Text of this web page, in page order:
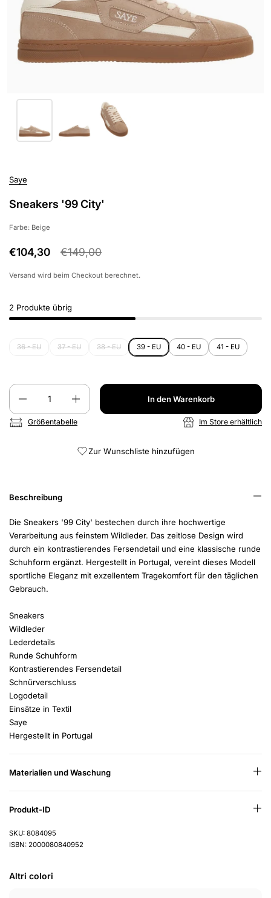
Saye
Sneakers '99 City'
Farbe: Beige
€104,30 €149,00
Versand wird beim Checkout berechnet.
2 Produkte übrig
36 - EU 37 - EU 38 - EU 39 - EU 40 - EU 41 - EU
Anzahl
In den Warenkorb
Größentabelle Im Store erhältlich
Zur Wunschliste hinzufügen
Beschreibung
Die Sneakers '99 City' bestechen durch ihre hochwertige
Verarbeitung aus feinstem Wildleder. Das zeitlose Design wird
durch ein kontrastierendes Fersendetail und eine klassische runde
Schuhform ergänzt. Hergestellt in Portugal, vereint dieses Modell
sportliche Eleganz mit exzellentem Tragekomfort für den täglichen
Gebrauch.
Sneakers
Wildleder
Lederdetails
Runde Schuhform
Kontrastierendes Fersendetail
Schnürverschluss
Logodetail
Einsätze in Textil
Saye
Hergestellt in Portugal
Materialien und Waschung
Produkt-ID
SKU: 8084095
ISBN: 2000080840952
Altri colori